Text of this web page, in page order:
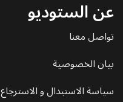
عن الستوديو
تواصل معنا
بيان الخصوصية
سياسة الاستبدال و الاسترجاع